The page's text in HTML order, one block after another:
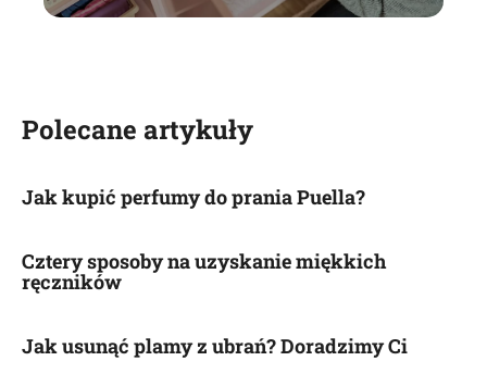
Polecane artykuły
Jak kupić perfumy do prania Puella?
Cztery sposoby na uzyskanie miękkich
ręczników
Jak usunąć plamy z ubrań? Doradzimy Ci